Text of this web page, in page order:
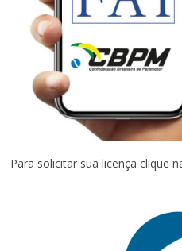
Para solicitar sua licença clique